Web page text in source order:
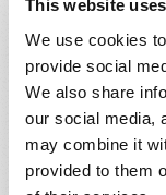
This website
We use cookies
provide social
We also share
our social media,
may combine it
provided to them
Você